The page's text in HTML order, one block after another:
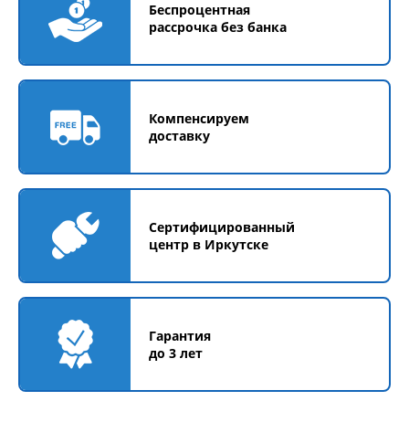
Беспроцентная
рассрочка без банка
Компенсируем
доставку
Сертифицированный
центр в Иркутске
Гарантия
до 3 лет